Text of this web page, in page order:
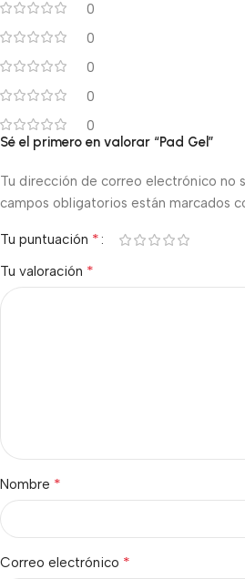
0
0
0
0
0
Sé el primero en valorar “Pad Gel”
Tu dirección de correo electrónico no
campos obligatorios están marcados
Tu puntuación *
Tu valoración *
Nombre *
Correo electrónico *